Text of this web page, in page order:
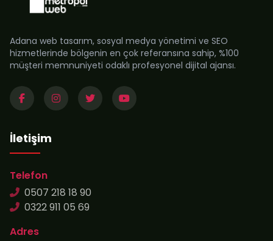
Adana web tasarım, sosyal medya yönetimi ve SEO
hizmetlerinde bölgenin en çok referansına sahip, %100
müşteri memnuniyeti odaklı profesyonel dijital ajansı.
İletişim
Telefon
0507 218 18 90
0322 911 05 69
Adres